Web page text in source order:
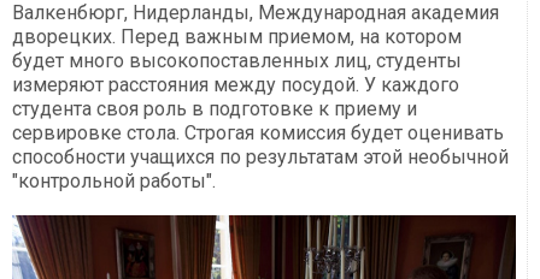
Валкенбюрг, Нидерланды, Международная академия
дворецких. Перед важным приемом, на котором
будет много высокопоставленных лиц, студенты
измеряют расстояния между посудой. У каждого
студента своя роль в подготовке к приему и
сервировке стола. Строгая комиссия будет оценивать
способности учащихся по результатам этой необычной
"контрольной работы".